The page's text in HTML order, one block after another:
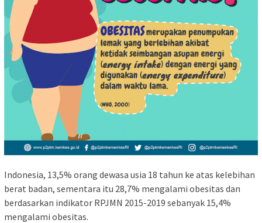
Indonesia, 13,5% orang dewasa usia 18 tahun ke atas kelebihan
berat badan, sementara itu 28,7% mengalami obesitas dan
berdasarkan indikator RPJMN 2015-2019 sebanyak 15,4%
mengalami obesitas.